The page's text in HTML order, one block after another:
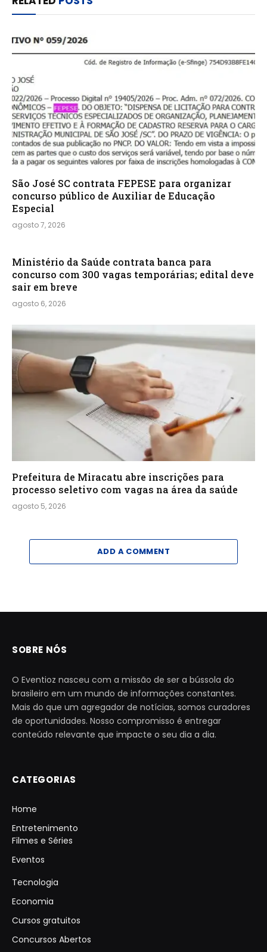
São José SC contrata FEPESE para organizar
concurso público de Auxiliar de Educação
Especial
agosto 7, 2026
Ministério da Saúde contrata banca para
concurso com 300 vagas temporárias; edital deve
sair em breve
agosto 6, 2026
Prefeitura de Miracatu abre inscrições para
processo seletivo com vagas na área da saúde
agosto 5, 2026
ADD A COMMENT
SOBRE NÓS
O Eventioz nasceu com a missão de ser a bússola do
brasileiro em um mundo de informações constantes.
Mais do que um agregador de notícias, somos curadores
de oportunidades. Nosso compromisso é entregar
conteúdo relevante que impacte o seu dia a dia.
CATEGORIAS
Home
Entretenimento
Filmes e Séries
Eventos
Tecnologia
Economia
Cursos gratuitos
Concursos Abertos